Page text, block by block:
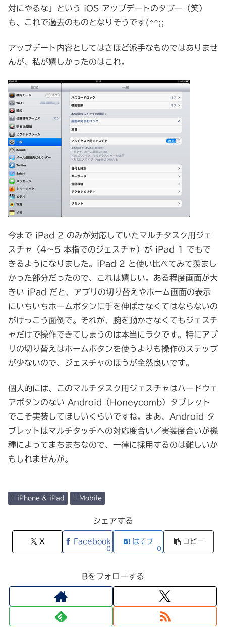
対にやるな」という iOS アップデートのタブー（笑）
も、これで過去のものとなりそうです(^^;;
アップデート内容としてはさほど派手なものではありませ
んが、私が嬉しかったのはこれ。
今まで iPad 2 のみが対応していたマルチタスク用ジェ
スチャ（4～5 本指でのジェスチャ）が iPad 1 でもで
きるようになりました。iPad 2 と使い比べてみて羨まし
かった部分だったので、これは嬉しい。ある程度画面が大
きい iPad だと、アプリの切り替えやホーム画面の表示
にいちいちホームボタンに手を伸ばさなくてはならないの
がけっこう面倒で。それが、腕を動かさなくてもジェスチ
ャだけで操作できてしまうのは本当にラクです。特にアプ
リの切り替えはホームボタンを使うよりも操作のステップ
が少ないので、ジェスチャのほうが全然良いです。
個人的には、このマルチタスク用ジェスチャはハードウェ
アボタンのない Android（Honeycomb）タブレット
でこそ実装してほしいくらいですね。まあ、Android タ
ブレットはマルチタッチへの対応度合い／実装度合いが機
種によってまちまちなので、一律に採用するのは難しいか
もしれませんが。
iPhone & iPad Mobile
シェアする
X Facebook
0
はてブ
0
コピー
Bをフォローする